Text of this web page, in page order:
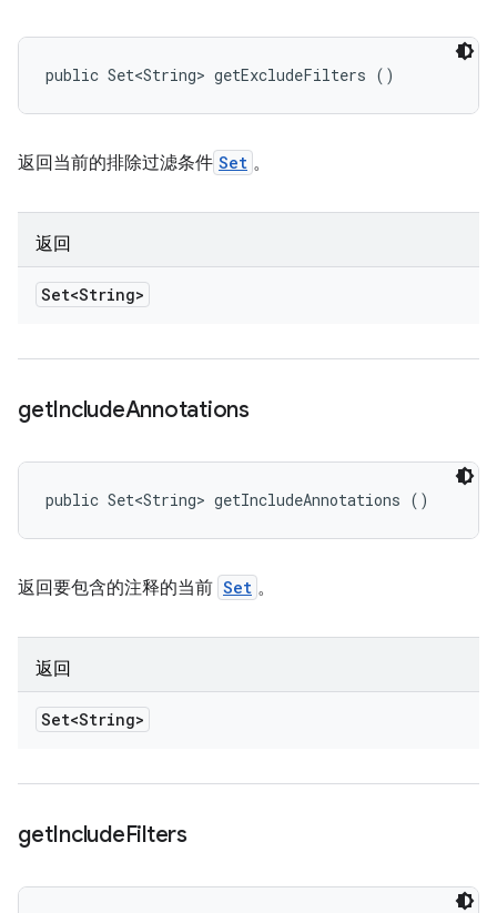
public Set<String> getExcludeFilters ()
返回当前的排除过滤条件 Set 。
返回
Set<String>
getIncludeAnnotations
public Set<String> getIncludeAnnotations ()
返回要包含的注释的当前 Set 。
返回
Set<String>
getIncludeFilters